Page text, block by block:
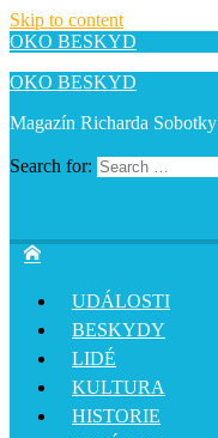
Skip to content
OKO BESKYD
OKO BESKYD
Magazín Richarda Sobotky
Search for:
UDÁLOSTI
BESKYDY
LIDÉ
KULTURA
HISTORIE